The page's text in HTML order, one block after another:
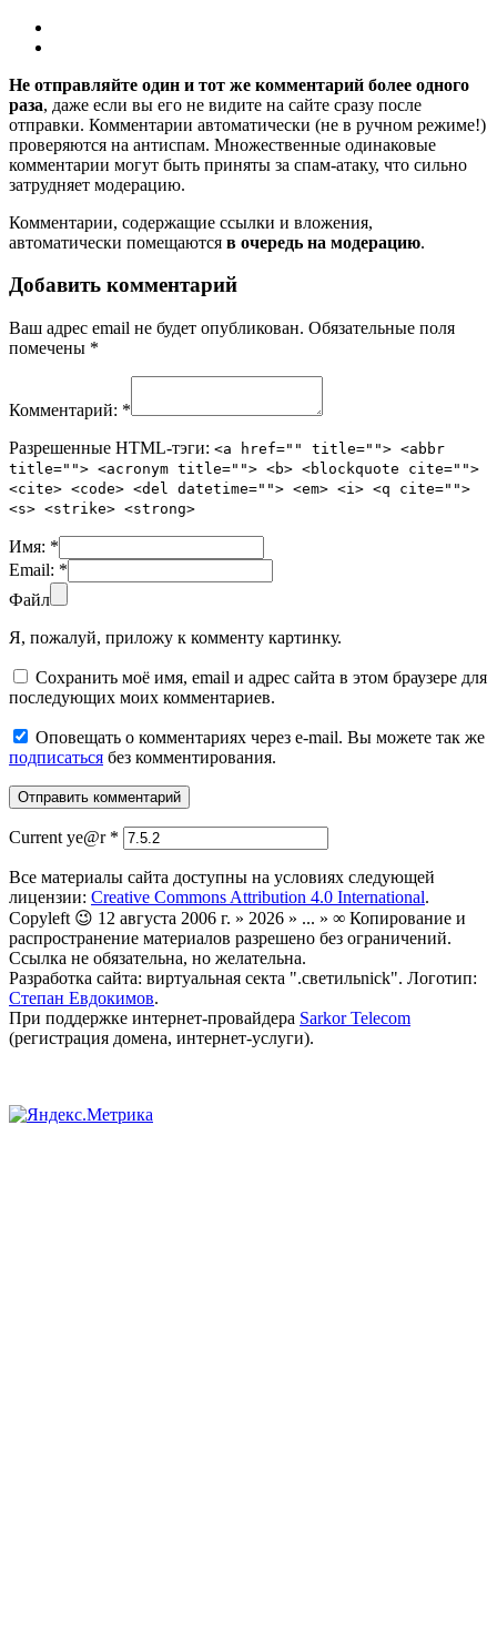
Не отправляйте один и тот же комментарий более одного
раза, даже если вы его не видите на сайте сразу после
отправки. Комментарии автоматически (не в ручном режиме!)
проверяются на антиспам. Множественные одинаковые
комментарии могут быть приняты за спам-атаку, что сильно
затрудняет модерацию.
Комментарии, содержащие ссылки и вложения,
автоматически помещаются в очередь на модерацию.
Добавить комментарий
Ваш адрес email не будет опубликован. Обязательные поля
помечены *
Комментарий: *
Разрешенные HTML-тэги: <a href="" title=""> <abbr
title=""> <acronym title=""> <b> <blockquote cite="">
<cite> <code> <del datetime=""> <em> <i> <q cite="">
<s> <strike> <strong>
Имя: *
Email: *
Файл
Я, пожалуй, приложу к комменту картинку.
Сохранить моё имя, email и адрес сайта в этом браузере для
последующих моих комментариев.
Оповещать о комментариях через e-mail. Вы можете так же
подписаться без комментирования.
Current ye@r *
Все материалы сайта доступны на условиях следующей
лицензии: Creative Commons Attribution 4.0 International.
Copyleft 😉 12 августа 2006 г. » 2026 » ... » ∞ Копирование и
распространение материалов разрешено без ограничений.
Ссылка не обязательна, но желательна.
Разработка сайта: виртуальная секта ".светильnick". Логотип:
Степан Евдокимов.
При поддержке интернет-провайдера Sarkor Telecom
(регистрация домена, интернет-услуги).